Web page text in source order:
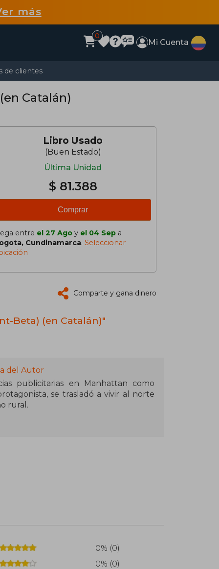
más
0
Mi Cuenta
de clientes
Catalán)
Libro Usado
(Buen Estado)
Última Unidad
$ 81.388
Comprar
entre el 27 Ago y el 04 Sep a
Cundinamarca. Seleccionar
Comparte y gana dinero
Beta) (en Catalán)"
del Autor
publicitarias en Manhattan como
se trasladó a vivir al norte
rural.
novela, un éxito mundial. En 2011,
0% (0)
0% (0)